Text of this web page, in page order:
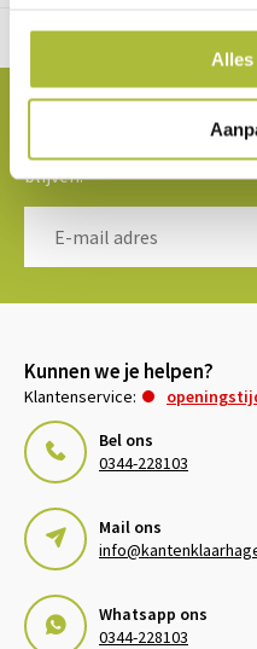
Alles
Gratis
Blijf op de hoogte
blijven.
Kunnen we je helpen?
Klantenservice:
Bel ons
0344-228103
Mail ons
Whatsapp ons
0344-228103